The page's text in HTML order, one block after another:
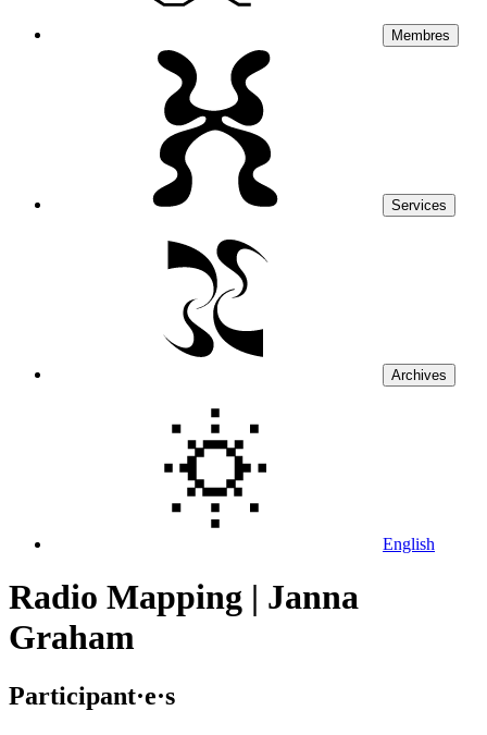
Membres
Services
Archives
English
Radio Mapping | Janna
Graham
Participant·e·s